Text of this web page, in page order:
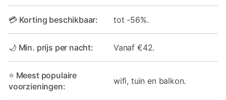
💳 Korting beschikbaar: tot -56%.
🌙 Min. prijs per nacht: Vanaf €42.
⭐ Meest populaire
voorzieningen:
wifi, tuin en balkon.